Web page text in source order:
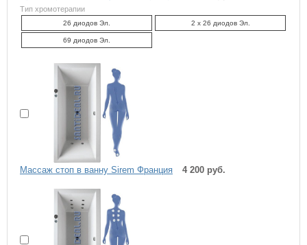
Тип хромотерапии
26 диодов Эл. 2 x 26 диодов Эл.
69 диодов Эл.
Массаж стоп в ванну Sirem Франция 4 200 руб.